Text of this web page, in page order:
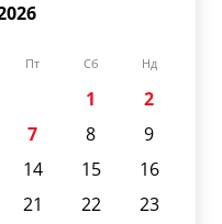
Пт Сб Нд
1
2
7 8
9
14 15
16
21 22
23